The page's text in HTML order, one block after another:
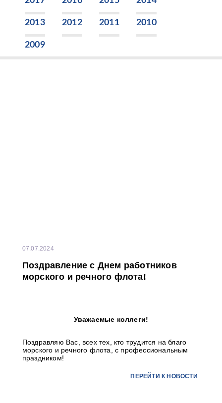
2013 2012 2011 2010
2009
07.07.2024
Поздравление с Днем работников
морского и речного флота!
Уважаемые коллеги!
Поздравляю Вас, всех тех, кто трудится на благо
морского и речного флота, с профессиональным
праздником!
ПЕРЕЙТИ К НОВОСТИ